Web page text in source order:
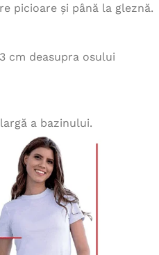
picioare și până la gleznă.
cm deasupra osului
a bazinului.